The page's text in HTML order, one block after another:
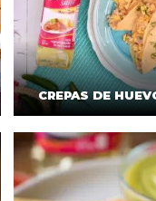
CREPAS DE